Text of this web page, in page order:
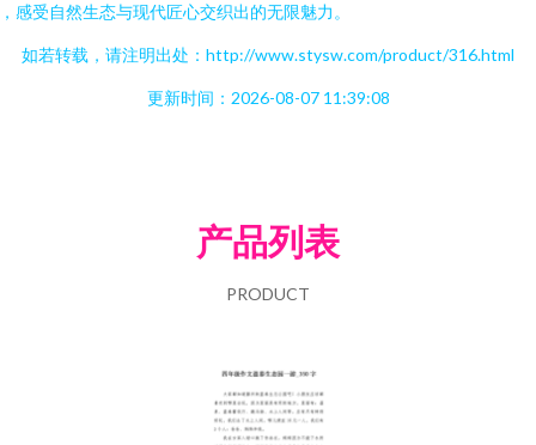
感受自然生态与现代匠心交织出的无限魅力。
如若转载，请注明出处：http://www.stysw.com/product/316.html
更新时间：2026-08-07 11:39:08
产品列表
PRODUCT